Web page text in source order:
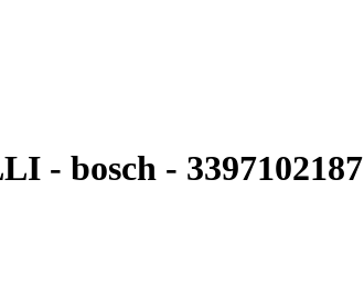
- bosch - 3397102187